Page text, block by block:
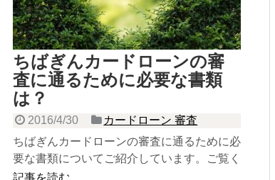
ちばぎんカードローンの審
査に通るために必要な書類
は？
2016/4/30
カードローン 審査
ちばぎんカードローンの審査に通るために必
要な書類についてご紹介しています。ご覧く
ださい。
記事を読む